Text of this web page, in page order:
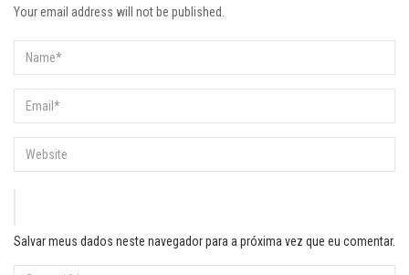
Your email address will not be published.
Salvar meus dados neste navegador para a próxima vez que eu comentar.